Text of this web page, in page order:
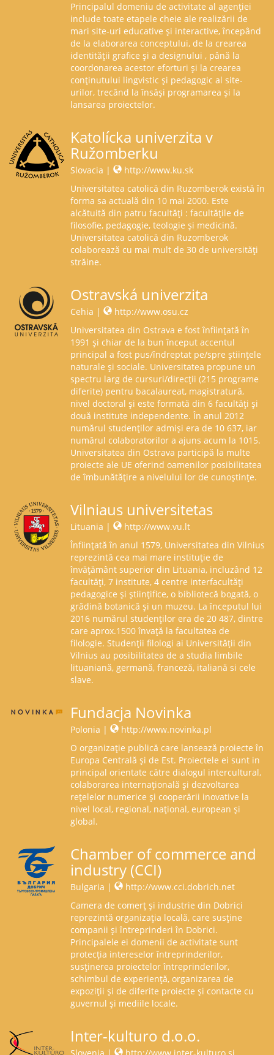
Principalul domeniu de activitate al agenției
include toate etapele cheie ale realizării de
mari site-uri educative și interactive, începând
de la elaborarea conceptului, de la crearea
identității grafice și a designului , până la
coordonarea acestor eforturi și la crearea
conținutului lingvistic și pedagogic al site-
urilor, trecând la însăși programarea și la
lansarea proiectelor.
Katolícka univerzita v
Ružomberku
Slovacia |
http://www.ku.sk
Universitatea catolică din Ruzomberok există în
forma sa actuală din 10 mai 2000. Este
alcătuită din patru facultăți : facultățile de
filosofie, pedagogie, teologie și medicină.
Universitatea catolică din Ruzomberok
colaborează cu mai mult de 30 de universități
străine.
Ostravská univerzita
Cehia |
http://www.osu.cz
Universitatea din Ostrava e fost înființată în
1991 și chiar de la bun început accentul
principal a fost pus/îndreptat pe/spre științele
naturale și sociale. Universitatea propune un
spectru larg de cursuri/direcții (215 programe
diferite) pentru bacalaureat, magistratură,
nivel doctoral și este formată din 6 facultăți și
două institute independente. În anul 2012
numărul studenților admiși era de 10 637, iar
numărul colaboratorilor a ajuns acum la 1015.
Universitatea din Ostrava participă la multe
proiecte ale UE oferind oamenilor posibilitatea
de îmbunătățire a nivelului lor de cunoștințe.
Vilniaus universitetas
Lituania |
http://www.vu.lt
Înființată în anul 1579, Universitatea din Vilnius
reprezintă cea mai mare instituție de
învățământ superior din Lituania, incluzând 12
facultăți, 7 institute, 4 centre interfacultăți
pedagogice și științifice, o bibliotecă bogată, o
grădină botanică și un muzeu. La începutul lui
2016 numărul studenților era de 20 487, dintre
care aprox.1500 învață la facultatea de
filologie. Studenții filologi ai Universității din
Vilnius au posibilitatea de a studia limbile
lituaniană, germană, franceză, italiană si cele
slave.
Fundacja Novinka
Polonia |
http://www.novinka.pl
O organizație publică care lansează proiecte în
Europa Centrală și de Est. Proiectele ei sunt in
principal orientate către dialogul intercultural,
colaborarea internațională și dezvoltarea
rețelelor numerice și cooperării inovative la
nivel local, regional, național, european și
global.
Chamber of commerce and
industry (CCI)
Bulgaria |
http://www.cci.dobrich.net
Camera de comerț și industrie din Dobrici
reprezintă organizația locală, care susține
companii și întreprinderi în Dobrici.
Principalele ei domenii de activitate sunt
protecția intereselor întreprinderilor,
susținerea proiectelor întreprinderilor,
schimbul de experiență, organizarea de
expoziții și de diferite proiecte și contacte cu
guvernul și mediile locale.
Inter-kulturo d.o.o.